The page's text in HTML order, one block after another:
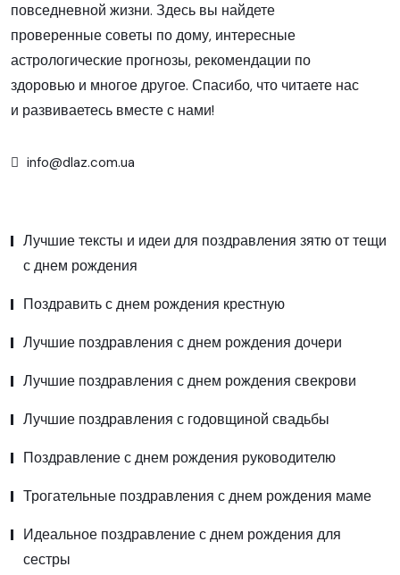
повседневной жизни. Здесь вы найдете
проверенные советы по дому, интересные
астрологические прогнозы, рекомендации по
здоровью и многое другое. Спасибо, что читаете нас
и развиваетесь вместе с нами!
info@dlaz.com.ua
Лучшие тексты и идеи для поздравления зятю от тещи
с днем рождения
Поздравить с днем рождения крестную
Лучшие поздравления с днем рождения дочери
Лучшие поздравления с днем рождения свекрови
Лучшие поздравления с годовщиной свадьбы
Поздравление с днем рождения руководителю
Трогательные поздравления с днем рождения маме
Идеальное поздравление с днем рождения для
сестры